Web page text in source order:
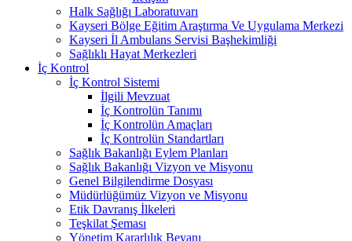
Halk Sağlığı Laboratuvarı
Kayseri Bölge Eğitim Araştırma Ve Uygulama Merkezi
Kayseri İl Ambulans Servisi Başhekimliği
Sağlıklı Hayat Merkezleri
İç Kontrol
İç Kontrol Sistemi
İlgili Mevzuat
İç Kontrolün Tanımı
İç Kontrolün Amaçları
İç Kontrolün Standartları
Sağlık Bakanlığı Eylem Planları
Sağlık Bakanlığı Vizyon ve Misyonu
Genel Bilgilendirme Dosyası
Müdürlüğümüz Vizyon ve Misyonu
Etik Davranış İlkeleri
Teşkilat Şeması
Yönetim Kararlılık Beyanı